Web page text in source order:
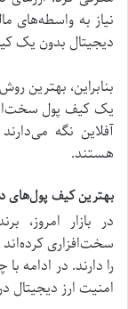
نیاز به واسطه‌های
دیجیتال بدون یک
بنابراین، بهترین
یک کیف پول
آفلاین نگه
هستند.
بهترین کیف پول‌های
در بازار امروز،
سخت‌افزاری
را دارند. در ادامه
امنیت ارز